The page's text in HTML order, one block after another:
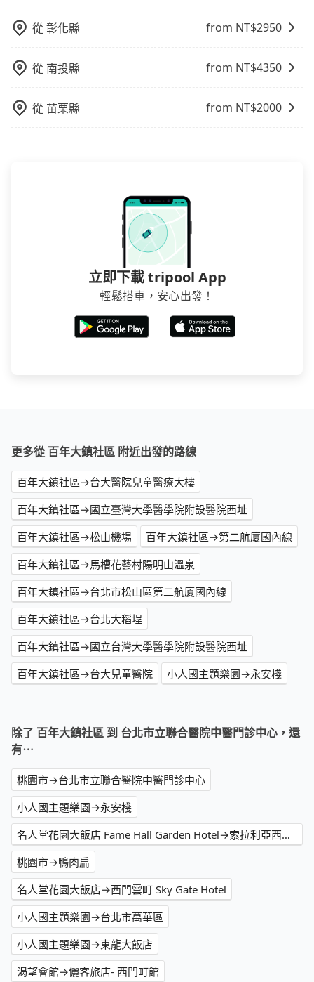
從彰化縣 from NT$2950
從 南投縣 from NT$4350
從 苗栗縣 from NT$2000
立即下載 tripool App
輕鬆搭車，安心出發！
更多從 百年大鎮社區 附近出發的路線
百年大鎮社區→台大醫院兒童醫療大樓
百年大鎮社區→國立臺灣大學醫學院附設醫院西址
百年大鎮社區→松山機場
百年大鎮社區→第二航廈國內線
百年大鎮社區→馬槽花藝村陽明山溫泉
百年大鎮社區→台北市松山區第二航廈國內線
百年大鎮社區→台北大稻埕
百年大鎮社區→國立台灣大學醫學院附設醫院西址
百年大鎮社區→台大兒童醫院
小人國主題樂園→永安棧
除了 百年大鎮社區 到 台北市立聯合醫院中醫門診中心，還
有⋯
桃園市→台北市立聯合醫院中醫門診中心
小人國主題樂園→永安棧
名人堂花園大飯店 Fame Hall Garden Hotel→索拉利亞西鐵飯店台北西門
桃園市→鴨肉扁
名人堂花園大飯店→西門雲町 Sky Gate Hotel
小人國主題樂園→台北市萬華區
小人國主題樂園→東龍大飯店
渴望會館→儷客旅店- 西門町館